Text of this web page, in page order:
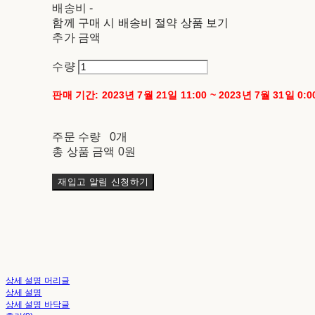
배송비-
함께 구매 시 배송비 절약 상품 보기
추가 금액
수량
판매 기간: 2023년 7월 21일 11:00 ~ 2023년 7월 31일
주문 수량
0개
총 상품 금액 0원
재입고 알림 신청하기
상세 설명 머리글
상세 설명
상세 설명 바닥글